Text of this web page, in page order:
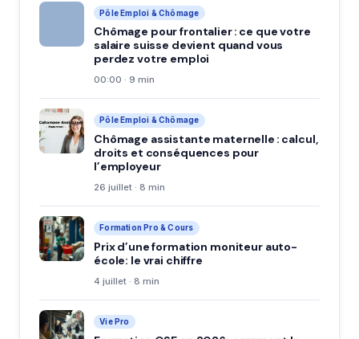
Pôle Emploi & Chômage
Chômage pour frontalier : ce que votre
salaire suisse devient quand vous
perdez votre emploi
00:00 · 9 min
Pôle Emploi & Chômage
Chômage assistante maternelle : calcul,
droits et conséquences pour
l’employeur
26 juillet · 8 min
Formation Pro & Cours
Prix d’une formation moniteur auto-
école: le vrai chiffre
4 juillet · 8 min
Vie Pro